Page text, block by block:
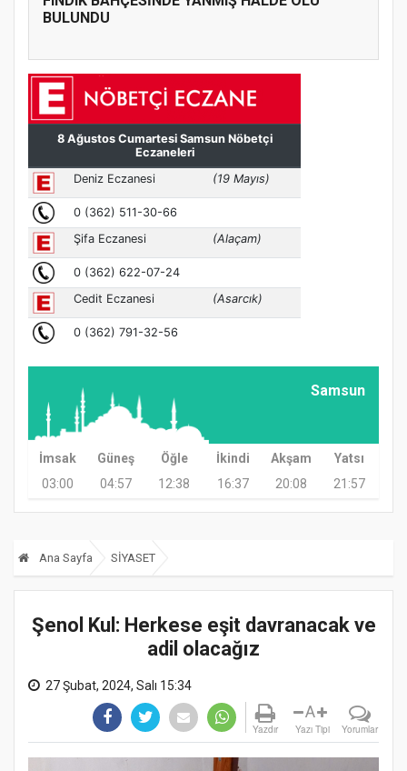
BULUNDU
Samsun
İmsak Güneş Öğle İkindi Akşam
Yatsı
03:00
04:57 12:38 16:37 20:08 21:57
Ana Sayfa SİYASET
Şenol Kul: Herkese eşit davranacak ve
adil olacağız
27 Şubat, 2024, Salı 15:34
Yazdır
A
Yazı Tipi Yorumlar